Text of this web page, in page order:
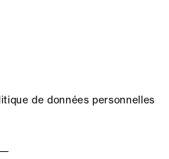
de données personnelles